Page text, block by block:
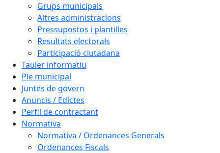
Grups municipals
Altres administracions
Pressupostos i plantilles
Resultats electorals
Participació ciutadana
Tauler informatiu
Ple municipal
Juntes de govern
Anuncis / Edictes
Perfil de contractant
Normativa
Normativa / Ordenances Generals
Ordenances Fiscals